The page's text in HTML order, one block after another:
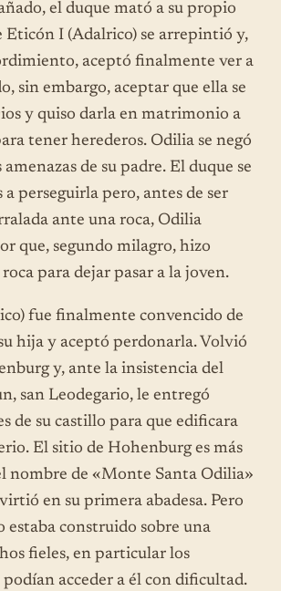
el duque mató a su propio
Eticón I (Adalrico) se arrepintió y,
aceptó finalmente ver a
sin embargo, aceptar que ella se
y quiso darla en matrimonio a
tener herederos. Odilia se negó
de su padre. El duque se
perseguirla pero, antes de ser
ante una roca, Odilia
que, segundo milagro, hizo
para dejar pasar a la joven.
fue finalmente convencido de
hija y aceptó perdonarla. Volvió
y, ante la insistencia del
san Leodegario, le entregó
de su castillo para que edificara
El sitio de Hohenburg es más
nombre de «Monte Santa Odilia»
en su primera abadesa. Pero
estaba construido sobre una
fieles, en particular los
acceder a él con dificultad.